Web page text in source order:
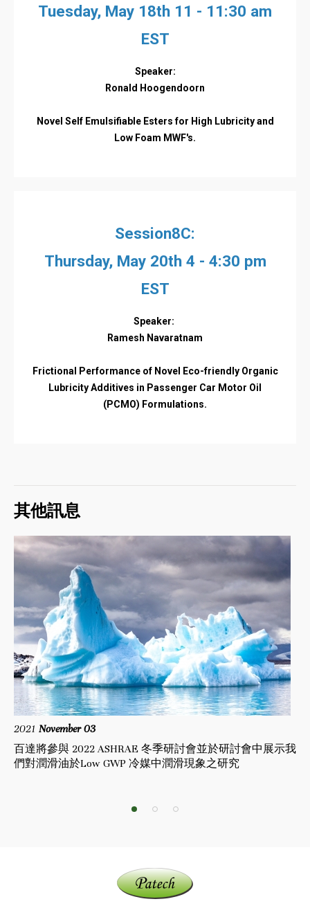
Tuesday, May 18th 11 - 11:30 am
EST
Speaker:
Ronald Hoogendoorn
Novel Self Emulsifiable Esters for High Lubricity and
Low Foam MWF's.
Session8C:
Thursday, May 20th 4 - 4:30 pm
EST
Speaker:
Ramesh Navaratnam
Frictional Performance of Novel Eco-friendly Organic
Lubricity Additives in Passenger Car Motor Oil
(PCMO) Formulations.
其他訊息
2021 November 03
百達將參與 2022 ASHRAE 冬季研討會並於研討會中展示我
們對潤滑油於Low GWP 冷媒中潤滑現象之研究
1 2 3